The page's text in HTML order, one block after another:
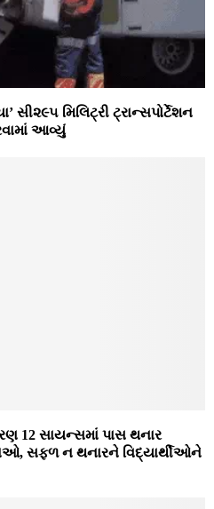
સી૨૯૫ મિલિટ્રી ટ્રાન્સપોર્ટેશન
આવ્યું
12 સાયન્સમાં પાસ થનાર
સફળ ન થનારને વિદ્યાર્થીઓને